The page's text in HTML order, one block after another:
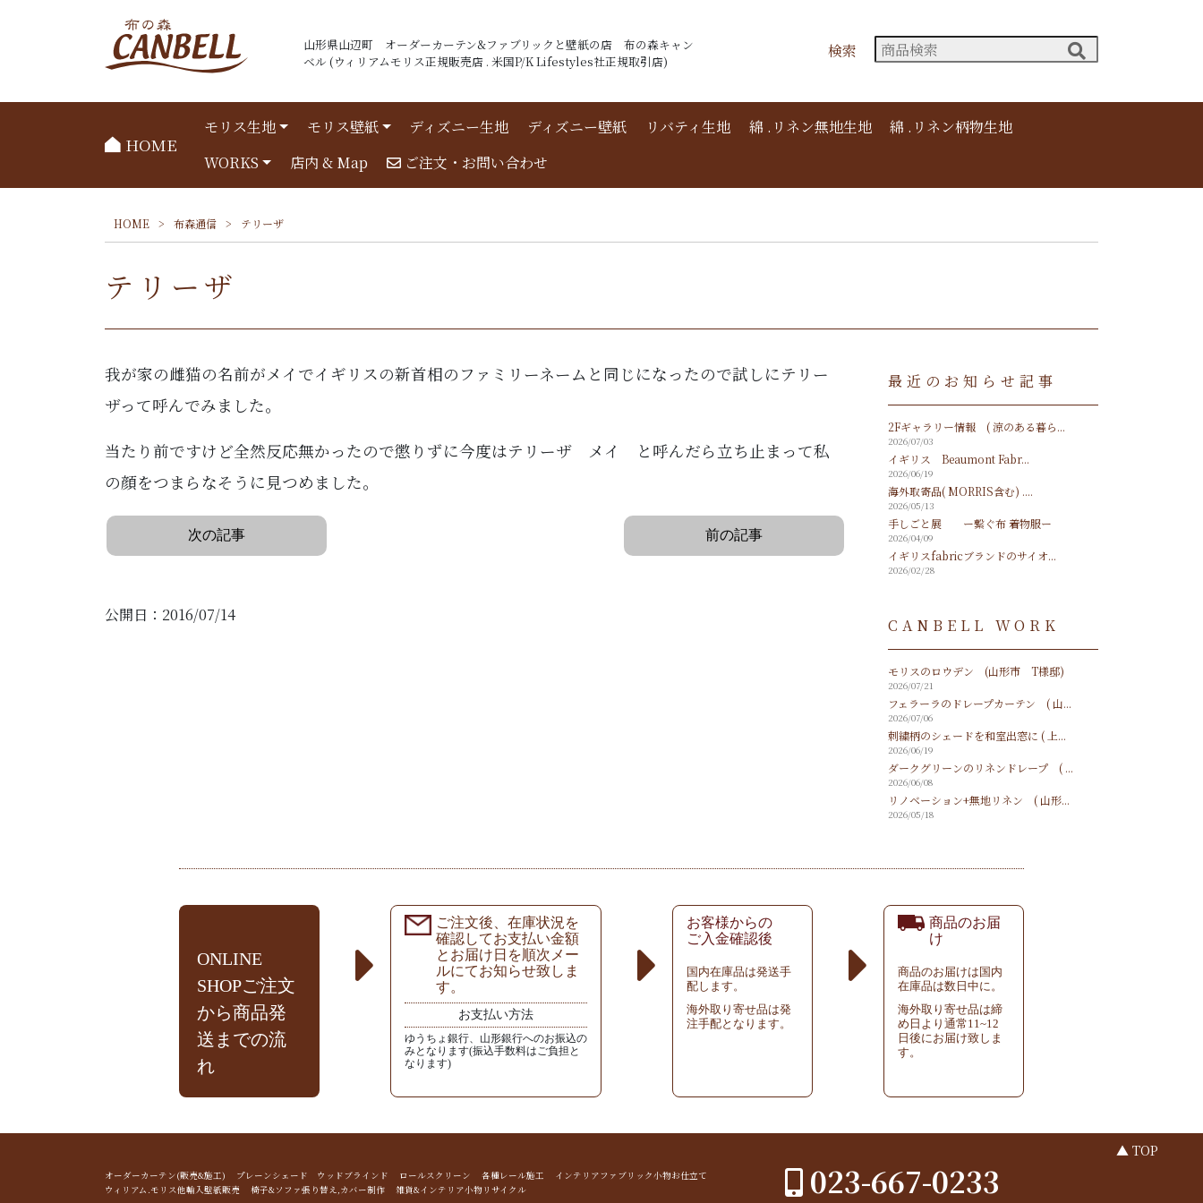
山形県山辺町 オーダーカーテン&ファブリックと壁紙の店 布の森キャン
ベル (ウィリアムモリス正規販売店 . 米国P/K Lifestyles社正規取引店)
検索
HOME
モリス生地 モリス壁紙 ディズニー生地 ディズニー壁紙 リバティ生地 綿 .リネン無地生地
綿 .リネン柄物生地
WORKS
店内 & Map ご注文・お問い合わせ
HOME > 布森通信 > テリーザ
テリーザ
我が家の雌猫の名前がメイでイギリスの新首相のファミリーネームと同じになったので試しにテリー
ザって呼んでみました。
当たり前ですけど全然反応無かったので懲りずに今度はテリーザ メイ と呼んだら立ち止まって私
の顔をつまらなそうに見つめました。
次の記事 前の記事
公開日：2016/07/14
最近のお知らせ記事
2Fギャラリー情報 ( 涼のある暮ら...
2026/07/03
イギリス Beaumont Fabr...
2026/06/19
海外取寄品( MORRIS含む) ....
2026/05/13
手しごと展 ー繋ぐ布 着物服ー
2026/04/09
イギリスfabricブランドのサイオ...
2026/02/28
CANBELL WORK
モリスのロウデン (山形市 T様邸)
2026/07/21
フェラーラのドレープカーテン ( 山...
2026/07/06
刺繍柄のシェードを和室出窓に ( 上...
2026/06/19
ダークグリーンのリネンドレープ ( ...
2026/06/08
リノベーション+無地リネン ( 山形...
2026/05/18
ONLINE
SHOPご注文
から商品発
送までの流
れ
ご注文後、在庫状況を
確認してお支払い金額
とお届け日を順次メー
ルにてお知らせ致しま
す。
お支払い方法
ゆうちょ銀行、山形銀行へのお振込の
みとなります(振込手数料はご負担と
なります)
お客様からの
ご入金確認後
国内在庫品は発送手
配します。
海外取り寄せ品は発
注手配となります。
商品のお届
け
商品のお届けは国内
在庫品は数日中に。
海外取り寄せ品は締
め日より通常11~12
日後にお届け致しま
す。
▲ TOP
オーダーカーテン(販売&施工) プレーンシェード ウッドブラインド ロールスクリーン 各種レール施工 インテリアファブリック小物お仕立て
ウィリアム.モリス他輸入壁紙販売 椅子&ソファ張り替え,カバー制作 雑貨&インテリア小物リサイクル
023-667-0233